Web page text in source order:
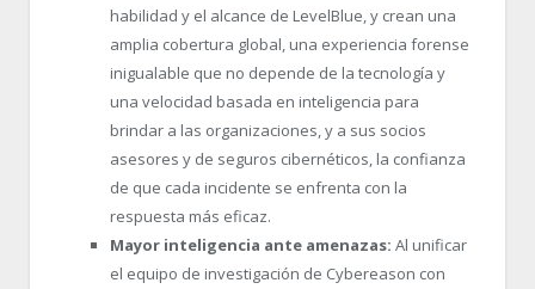
habilidad y el alcance de LevelBlue, y crean una
amplia cobertura global, una experiencia forense
inigualable que no depende de la tecnología y
una velocidad basada en inteligencia para
brindar a las organizaciones, y a sus socios
asesores y de seguros cibernéticos, la confianza
de que cada incidente se enfrenta con la
respuesta más eficaz.
Mayor inteligencia ante amenazas: Al unificar
el equipo de investigación de Cybereason con